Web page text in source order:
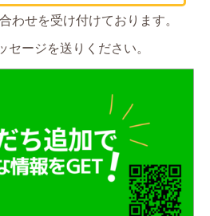
わせを受け付けております。
セージを送りください。